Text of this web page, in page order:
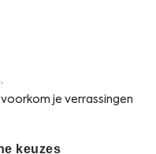
je verrassingen
keuzes